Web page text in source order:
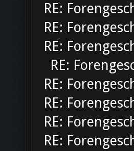
RE:
RE:
RE:
RE:
RE:
RE:
RE:
RE: